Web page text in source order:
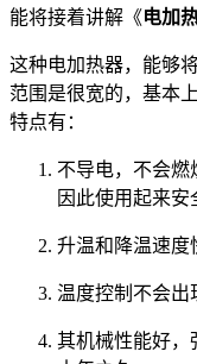
能将接着讲解《电加
这种电加热器，能够
范围是很宽的，基本
特点有：
不导电，不会燃
因此使用起来安
升温和降温速度
温度控制不会出
其机械性能好，